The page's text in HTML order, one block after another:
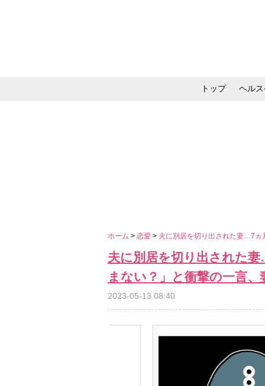
トップ ヘル
ホーム > 恋愛 > 夫に別居を切り出された妻…7ヵ
夫に別居を切り出された
まない？」と衝撃の一言、
2023-05-13 08:40